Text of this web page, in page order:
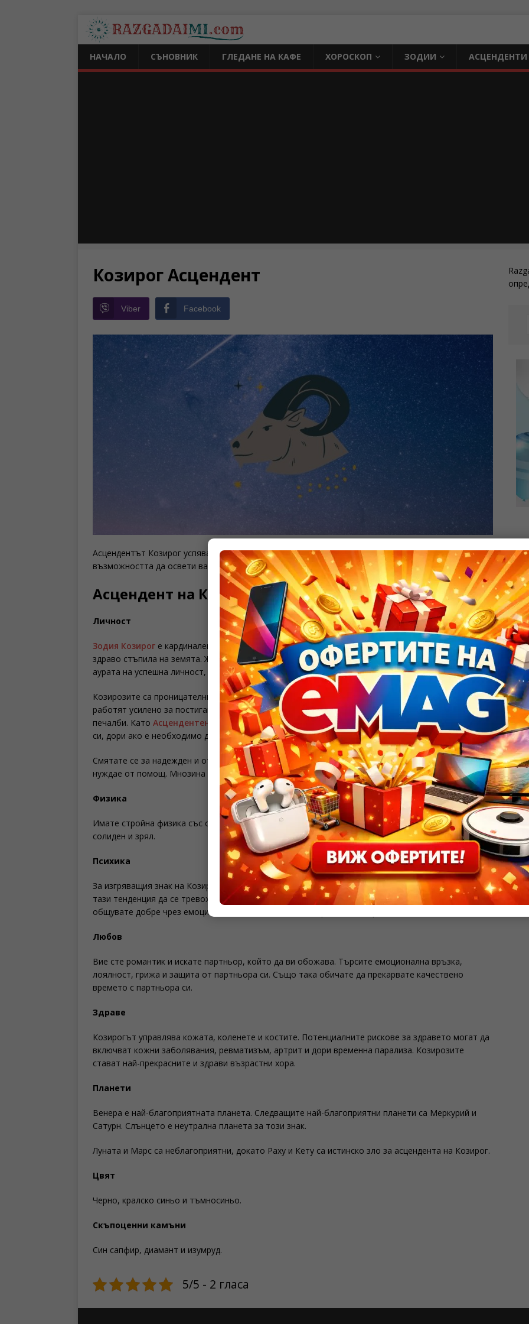
НАЧАЛО СЪНОВНИК ГЛЕДАНЕ НА КАФЕ ХОРОСКОП ЗОДИИ АСЦЕНДЕНТИ
Козирог Асцендент
Viber Facebook
Асцендентът Козирог успява да прозре истинската същност на хората. Той също така има
възможността да освети вашата пътека в живота.
Асцендент на Козирог
Личност
Зодия Козирог е кардинален земен знак, което означава, че вашата личност е стабилна и
здраво стъпила на земята. Животът ви се движи с постоянни и всеотдайни темпове. Имате
аурата на успешна личност, което често привлича хората към вас.
Козирозите са проницателни работохолици. Те са амбициозни и имат дългосрочни цели, като
работят усилено за постигането им. Славата и властта ги движат, а не само паричните
печалби. Като Асцендентен знакКозирог, имате естествен усет към бизнеса. Постигате целите
си, дори ако е необходимо да смажете конкуренцията си.
Смятате се за надежден и отговорен, поради което често сте идеалния човек, когато някой се
нуждае от помощ. Мнозина ви виждат като най-умния човек в стаята.
Физика
Имате стройна физика със средна височина. Чертите на лицето ви са остри. Изглеждате строг,
солиден и зрял.
Психика
За изгряващия знак на Козирог животът изглежда изпълнен с постоянни притеснения. И все пак
тази тенденция да се тревожите за всичко ви помага да останете съсредоточени и нащрек. Вие
общувате добре чрез емоциите си и знаете как да се харесате на хората около вас.
Любов
Вие сте романтик и искате партньор, който да ви обожава. Търсите емоционална връзка,
лоялност, грижа и защита от партньора си. Също така обичате да прекарвате качествено
времето с партньора си.
Здраве
Козирогът управлява кожата, коленете и костите. Потенциалните рискове за здравето могат да
включват кожни заболявания, ревматизъм, артрит и дори временна парализа. Козирозите
стават най-прекрасните и здрави възрастни хора.
Планети
Венера е най-благоприятната планета. Следващите най-благоприятни планети са Меркурий и
Сатурн. Слънцето е неутрална планета за този знак.
Луната и Марс са неблагоприятни, докато Раху и Кету са истинско зло за асцендента на Козирог.
Цвят
Черно, кралско синьо и тъмносиньо.
Скъпоценни камъни
Син сапфир, диамант и изумруд.
5/5 - 2 гласа